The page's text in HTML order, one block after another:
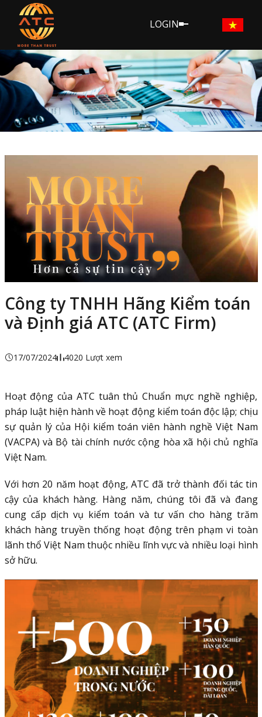
LOGIN
Công ty TNHH Hãng Kiểm toán
và Định giá ATC (ATC Firm)
17/07/2024 4020 Lượt xem
Hoạt động của ATC tuân thủ Chuẩn mực nghề nghiệp,
pháp luật hiện hành về hoạt động kiểm toán độc lập; chịu
sự quản lý của Hội kiểm toán viên hành nghề Việt Nam
(VACPA) và Bộ tài chính nước cộng hòa xã hội chủ nghĩa
Việt Nam.
Với hơn 20 năm hoạt động, ATC đã trở thành đối tác tin
cậy của khách hàng. Hàng năm, chúng tôi đã và đang
cung cấp dịch vụ kiểm toán và tư vấn cho hàng trăm
khách hàng truyền thống hoạt động trên phạm vi toàn
lãnh thổ Việt Nam thuộc nhiều lĩnh vực và nhiều loại hình
sở hữu.